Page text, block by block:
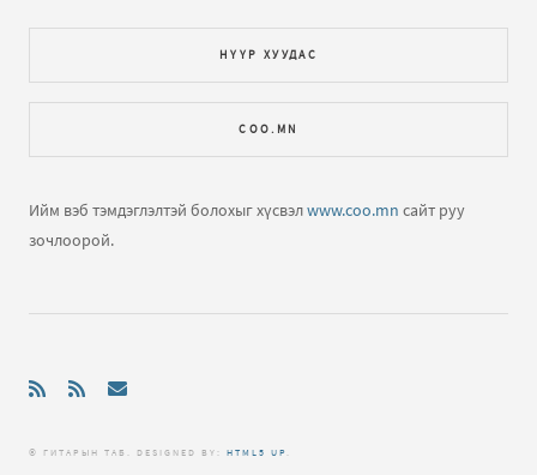
НҮҮР ХУУДАС
COO.MN
Ийм вэб тэмдэглэлтэй болохыг хүсвэлwww.coo.mn сайт руу
зочлоорой.
© ГИТАРЫН ТАБ. DЕSIGNED BY: HTML5 UP.